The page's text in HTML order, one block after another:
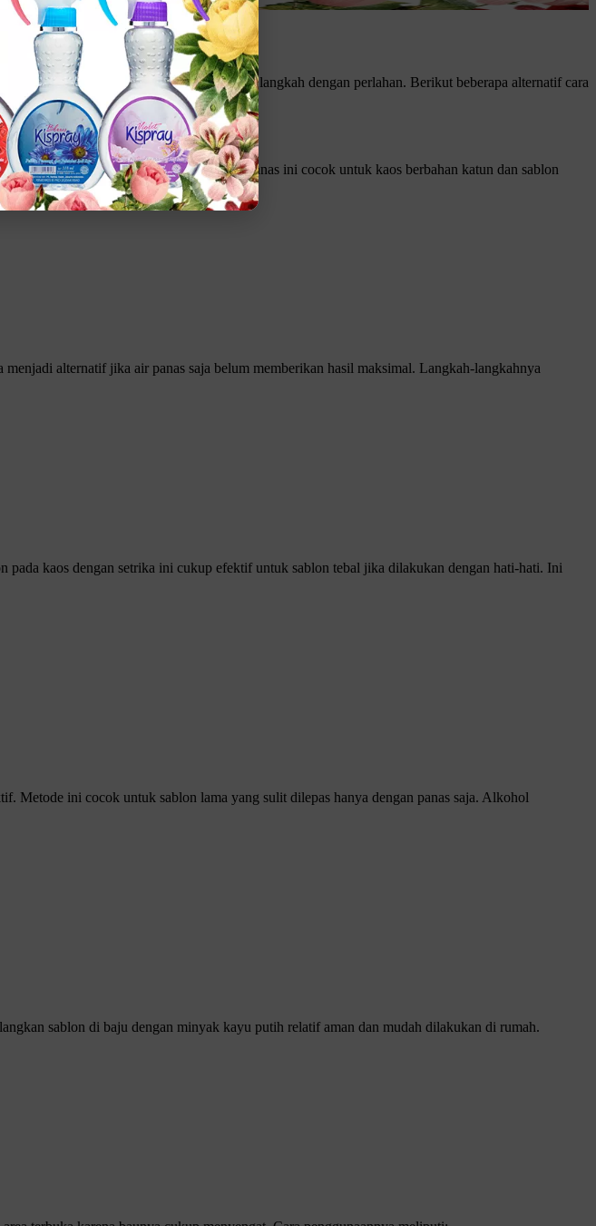
dan kaos tetap awet, lakukan setiap langkah dengan perlahan. Berikut beberapa alternatif cara
Cara menghilangkan sablon dengan air panas ini cocok untuk kaos berbahan katun dan sablon
alternatif jika air panas saja belum memberikan hasil maksimal. Langkah-langkahnya
pada kaos dengan setrika ini cukup efektif untuk sablon tebal jika dilakukan dengan hati-hati. Ini
Metode ini cocok untuk sablon lama yang sulit dilepas hanya dengan panas saja. Alkohol
sablon di baju dengan minyak kayu putih relatif aman dan mudah dilakukan di rumah.